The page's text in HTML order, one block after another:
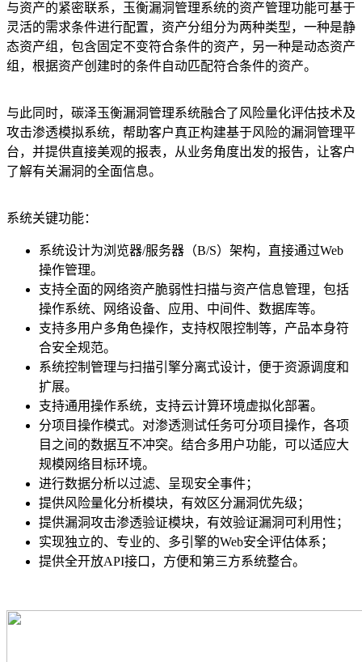
与资产的紧密联系，玉衡漏洞管理系统的资产管理功能可基于
灵活的需求条件进行配置，资产分组分为两种类型，一种是静
态资产组，包含固定不变符合条件的资产，另一种是动态资产
组，根据资产创建时的条件自动匹配符合条件的资产。
与此同时，碳泽玉衡漏洞管理系统融合了风险量化评估技术及
攻击渗透模拟系统，帮助客户真正构建基于风险的漏洞管理平
台，并提供直接美观的报表，从业务角度出发的报告，让客户
了解有关漏洞的全面信息。
系统关键功能：
系统设计为浏览器/服务器（B/S）架构，直接通过Web
操作管理。
支持全面的网络资产脆弱性扫描与资产信息管理，包括
操作系统、网络设备、应用、中间件、数据库等。
支持多用户多角色操作，支持权限控制等，产品本身符
合安全规范。
系统控制管理与扫描引擎分离式设计，便于资源调度和
扩展。
支持通用操作系统，支持云计算环境虚拟化部署。
分项目操作模式。对渗透测试任务可分项目操作，各项
目之间的数据互不冲突。结合多用户功能，可以适应大
规模网络目标环境。
进行数据分析以过滤、呈现安全事件；
提供风险量化分析模块，有效区分漏洞优先级；
提供漏洞攻击渗透验证模块，有效验证漏洞可利用性；
实现独立的、专业的、多引擎的Web安全评估体系；
提供全开放API接口，方便和第三方系统整合。